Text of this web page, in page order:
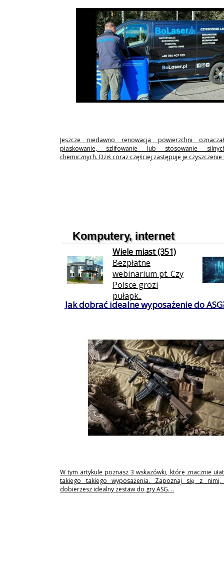
Jeszcze niedawno renowacja powierzchni
piaskowanie, szlifowanie lub stosowanie
chemicznych. Dziś coraz częściej zastępuje je
Komputery, internet
Wiele miast (351)
Bezpłatne
webinarium pt. Czy
Polsce grozi
pułapk..
Jak dobrać idealne wyposażenie do
W tym artykule poznasz 3 wskazówki, które znacznie
takiego takiego wyposażenia. Zapoznaj się z
dobierzesz idealny zestaw do gry ASG. ..